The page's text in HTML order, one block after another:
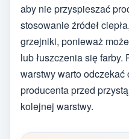
aby nie przyspieszać
stosowanie źródeł
grzejniki, ponieważ
lub łuszczenia się farby.
warstwy warto
producenta przed
kolejnej warstwy.